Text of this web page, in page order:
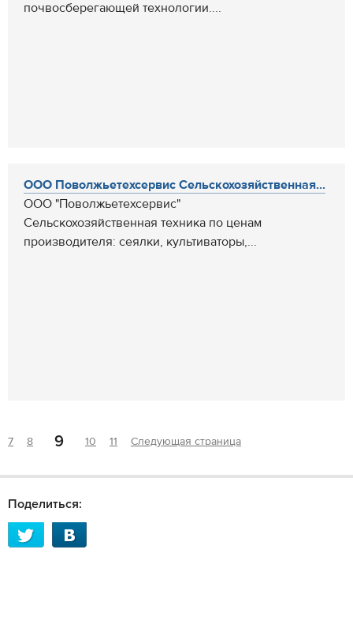
почвосберегающей технологии....
ООО Поволжьетехсервис Сельскохозяйственная...
ООО "Поволжьетехсервис"
Сельскохозяйственная техника по ценам
производителя: сеялки, культиваторы,...
7 8 9 10 11 Следующая страница
Поделиться: